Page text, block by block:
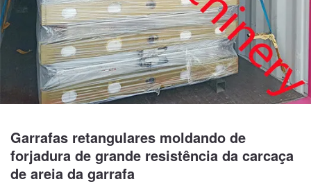
Garrafas retangulares moldando de
forjadura de grande resistência da carcaça
de areia da garrafa